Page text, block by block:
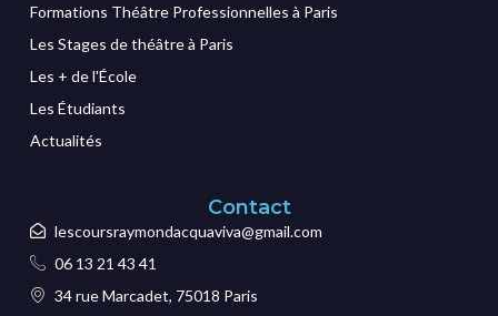
Formations Théâtre Professionnelles à Paris
Les Stages de théâtre à Paris
Les + de l'École
Les Étudiants
Actualités
Contact
lescoursraymondacquaviva@gmail.com
06 13 21 43 41
34 rue Marcadet, 75018 Paris